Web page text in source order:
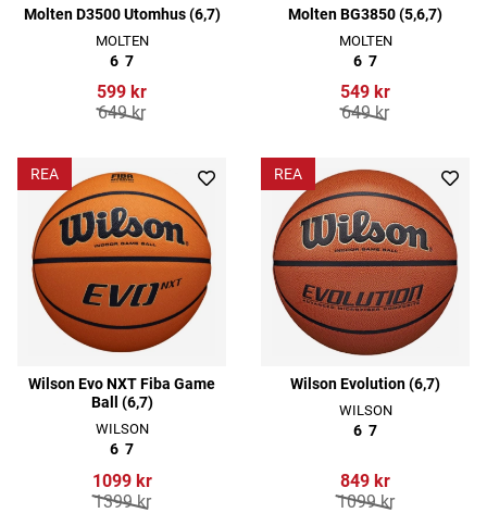
Molten D3500 Utomhus (6,7)
MOLTEN
6 7
599 kr
649 kr
Molten BG3850 (5,6,7)
MOLTEN
6 7
549 kr
649 kr
REA
Wilson Evo NXT Fiba Game
Ball (6,7)
WILSON
6 7
1099 kr
1399 kr
REA
Wilson Evolution (6,7)
WILSON
6 7
849 kr
1099 kr